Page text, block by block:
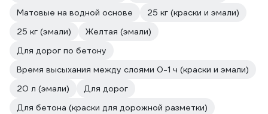
Матовые на водной основе
25 кг (краски и эмали)
25 кг (эмали)
Желтая (эмали)
Для дорог по бетону
Время высыхания между слоями 0-1 ч (краски и эмали)
20 л (эмали)
Для дорог
Для бетона (краски для дорожной разметки)